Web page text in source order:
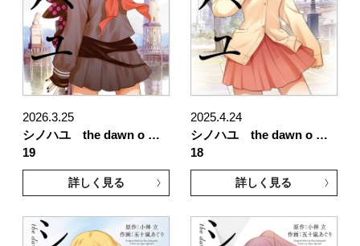
2026.3.25
シノハユ the dawn o …
19
詳しく見る
2025.4.24
シノハユ the dawn o …
18
詳しく見る